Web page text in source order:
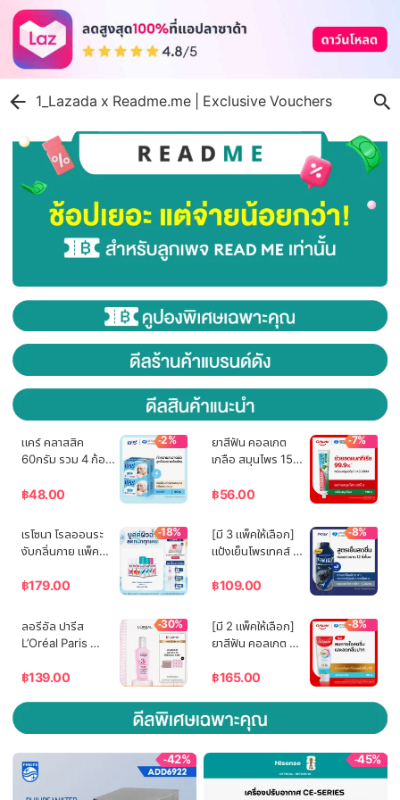
1_Lazada x Readme.me | Exclusive Vouchers
แคร์ คลาสสิค
60กรัม รวม 4 ก้อน
เคือง (สบู่เด็ก)
Soap 60g Total 4
Pcs Gently
Skin (Bar Soap,
Baby Soap, Baby
฿48.00
-2%
ยาสีฟัน คอลเกต
เกลือ สมุนไพร 150
Herbal 150g
฿56.00
-7%
เรโซนา โรลออนระ
งับกลิ่นกาย แพ็คคู่
Rollon 45 ml.
฿179.00
-18%
[มี 3 แพ็คให้เลือก]
แป้งเย็นโพรเทคส์ ฟ
ไวท์ ชาร์โคล 280
Talcum Powder
For Men
Charcoal 280g
฿109.00
-8%
ลอรีอัล ปารีส
L’Oréal Paris
Gloss Serum
ผมสวยสุขภาพดี
฿139.00
-30%
[มี 2 แพ็คให้เลือก]
ยาสีฟัน คอลเกต
เฟรช 110 กรัม แพ็ค
Total Active
Fresh 110g Twin
฿165.00
-8%
-42% -45%